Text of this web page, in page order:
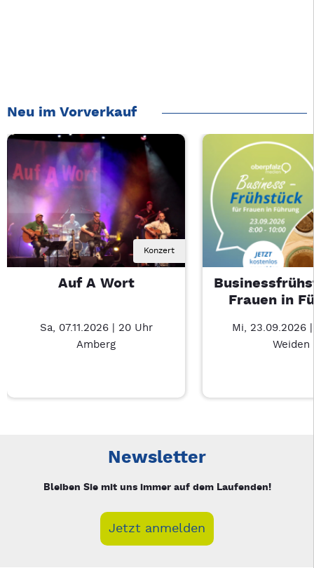
Neu im Vorverkauf
Konzert
Auf A Wort
Sa, 07.11.2026 | 20 Uhr
Amberg
Frauen in
Mi, 23.09.2026
Weiden
Newsletter
Bleiben Sie mit uns immer auf dem Laufenden!
Jetzt anmelden